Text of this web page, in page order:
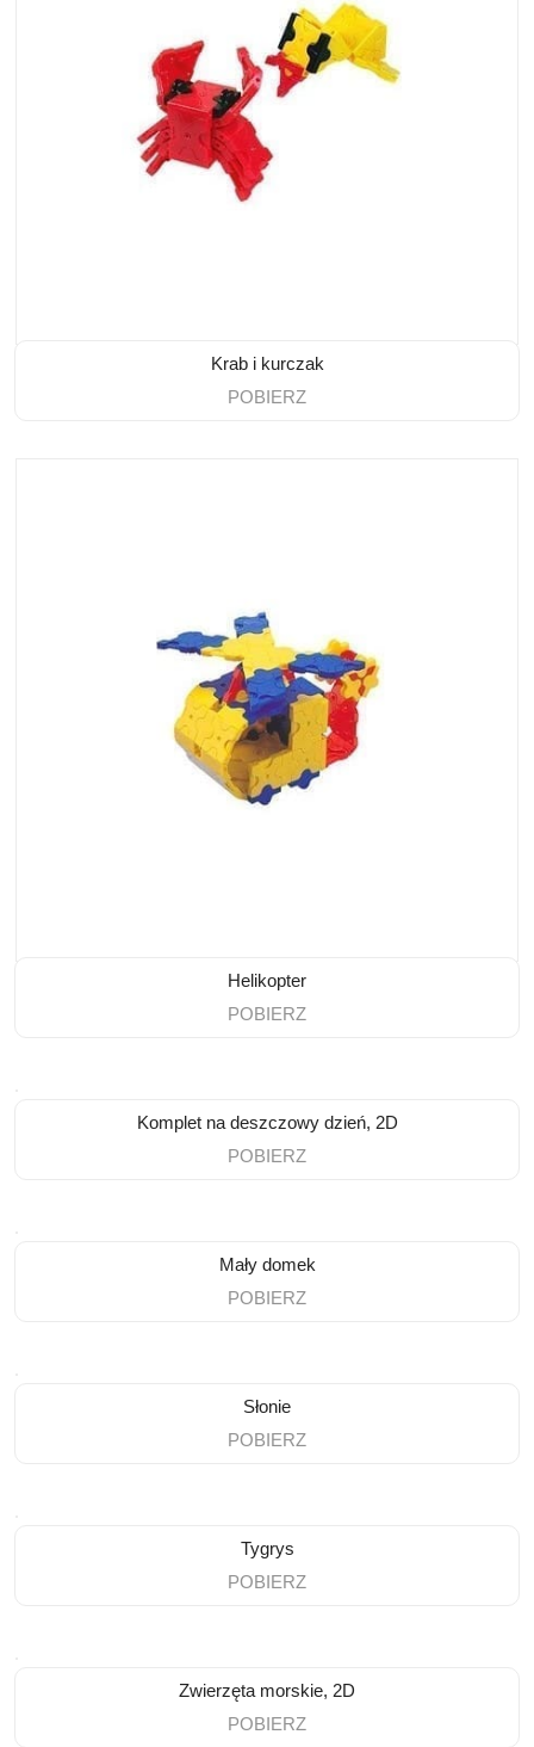
Krab i kurczak
POBIERZ
Helikopter
POBIERZ
Komplet na deszczowy dzień, 2D
POBIERZ
Mały domek
POBIERZ
Słonie
POBIERZ
Tygrys
POBIERZ
Zwierzęta morskie, 2D
POBIERZ